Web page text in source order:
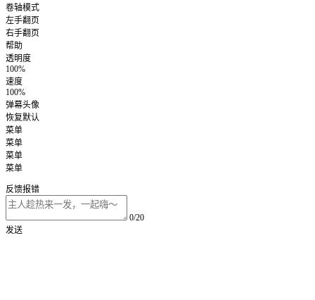
卷轴模式
左手翻页
右手翻页
帮助
透明度
100%
速度
100%
弹幕头像
恢复默认
菜单
菜单
菜单
菜单
反馈报错
0/20
发送